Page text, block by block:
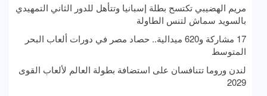
مريم الهضيبي تكتسح بطلة إسبانيا وتتأهل للدور الثاني التمهيدي
بالسويد سماش لتنس الطاولة
17 مشاركة و620 ميدالية.. حصاد مصر في دورات ألعاب البحر
المتوسط
لندن وروما تتنافسان على استضافة بطولة العالم لألعاب القوى
2029